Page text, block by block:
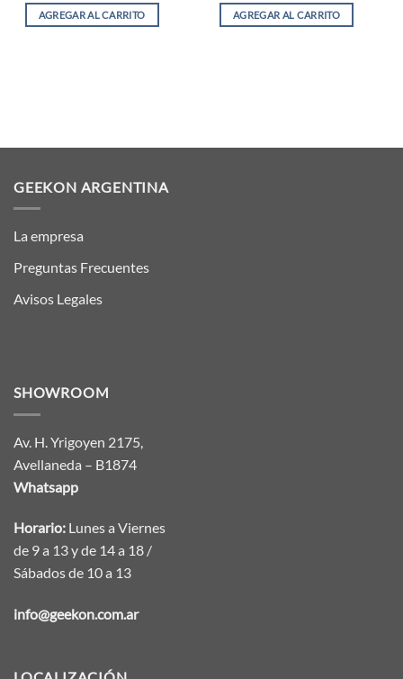
AGREGAR AL CARRITO AGREGAR AL CARRITO
GEEKON ARGENTINA
La empresa
Preguntas Frecuentes
Avisos Legales
SHOWROOM
Av. H. Yrigoyen 2175,
Avellaneda – B1874
Whatsapp
Horario: Lunes a Viernes
de 9 a 13 y de 14 a 18 /
Sábados de 10 a 13
info@geekon.com.ar